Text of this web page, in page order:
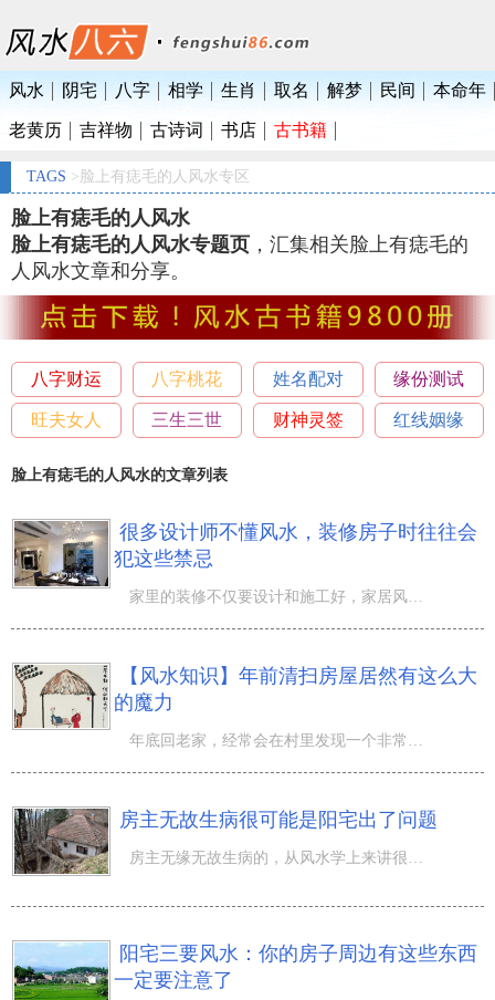
风水 阴宅 八字 相学 生肖 取名 解梦 民间 本命年
老黄历 吉祥物 古诗词 书店 古书籍
TAGS >脸上有痣毛的人风水专区
脸上有痣毛的人风水
脸上有痣毛的人风水专题页 ，汇集相关脸上有痣毛的
人风水文章和分享。
八字财运 八字桃花 姓名配对 缘份测试
旺夫女人 三生三世 财神灵签 红线姻缘
脸上有痣毛的人风水的文章列表
很多设计师不懂风水，装修房子时往往会
犯这些禁忌
家里的装修不仅要设计和施工好，家居风水也是至关重要的。 下面我们就先说一下布置时需要注意的地方，以免
【风水知识】年前清扫房屋居然有这么大
的魔力
年底回老家，经常会在村里发现一个非常有意思的现象： 但凡贫困家庭，庭院和门前都散乱着各种杂物；而门前
房主无故生病很可能是阳宅出了问题
房主无缘无故生病的，从风水学上来讲很可能是阳宅的问题。接下来，我例举一些断阳宅病灾的缘由： 主房后院
阳宅三要风水：你的房子周边有这些东西
一定要注意了